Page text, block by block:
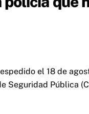
el 18 de
Seguridad Pública